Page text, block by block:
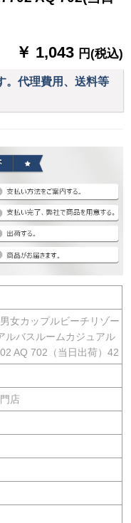
￥ 1,043 円(税込)
。代理費用、送料等
女カップルビーチリゾー
ルバスルームカジュアル
AQ 702（当日出荷）42
店